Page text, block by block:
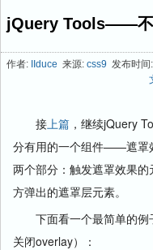
jQuery Tools——不
作者: IIduce 来源: css9 发布时
接上篇 ，继续jQuery
分有用的一个组件——遮罩
两个部分：触发遮罩效果
方弹出的遮罩层元素。
下面看一个最简单的例
关闭overlay）：